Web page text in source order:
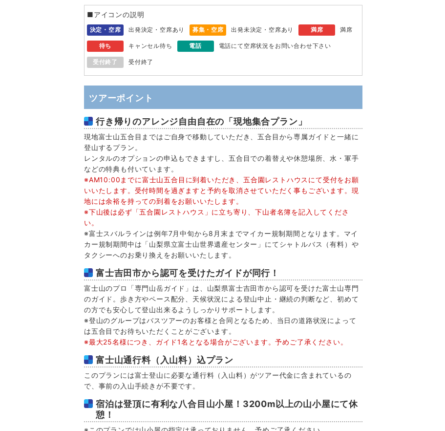
■アイコンの説明
決定・空席 出発決定・空席あり 募集・空席 出発未決定・空席あり 満席 満席
待ち キャンセル待ち 電話 電話にて空席状況をお問い合わせ下さい
受付終了 受付終了
ツアーポイント
行き帰りのアレンジ自由自在の「現地集合プラン」
現地富士山五合目まではご自身で移動していただき、五合目から専属ガイドと一緒に
登山するプラン。
レンタルのオプションの申込もできますし、五合目での着替えや休憩場所、水・軍手
などの特典も付いています。
※AM10:00までに富士山五合目に到着いただき、五合園レストハウスにて受付をお願
いいたします。受付時間を過ぎますと予約を取消させていただく事もございます。現
地には余裕を持っての到着をお願いいたします。
※下山後は必ず「五合園レストハウス」に立ち寄り、下山者名簿を記入してくださ
い。
※富士スバルラインは例年7月中旬から8月末までマイカー規制期間となります。マイ
カー規制期間中は「山梨県立富士山世界遺産センター」にてシャトルバス（有料）や
タクシーへのお乗り換えをお願いいたします。
富士吉田市から認可を受けたガイドが同行！
富士山のプロ「専門山岳ガイド」は、山梨県富士吉田市から認可を受けた富士山専門
のガイド。歩き方やペース配分、天候状況による登山中止・継続の判断など、初めて
の方でも安心して登山出来るようしっかりサポートします。
※登山のグループはバスツアーのお客様と合同となるため、当日の道路状況によって
は五合目でお待ちいただくことがございます。
※最大25名様につき、ガイド1名となる場合がございます。予めご了承ください。
富士山通行料（入山料）込プラン
このプランには富士登山に必要な通行料（入山料）がツアー代金に含まれているの
で、事前の入山手続きが不要です。
宿泊は登頂に有利な八合目山小屋！3200m以上の山小屋にて休
憩！